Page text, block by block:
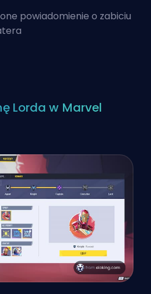
powiadomienie o zabiciu
Lorda w Marvel